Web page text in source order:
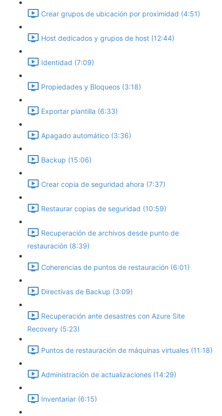
Crear grupos de ubicación por proximidad (4:51)
Host dedicados y grupos de host (12:44)
Identidad (7:09)
Propiedades y Bloqueos (3:18)
Exportar plantilla (6:33)
Apagado automático (3:36)
Backup (15:06)
Crear copia de seguridad ahora (7:37)
Restaurar copias de seguridad (10:59)
Recuperación de archivos desde punto de
restauración (8:39)
Coherencias de puntos de restauración (6:01)
Directivas de Backup (3:09)
Recuperación ante desastres con Azure Site
Recovery (5:23)
Puntos de restauración de máquinas virtuales (11:18)
Administración de actualizaciones (14:29)
Inventariar (6:15)